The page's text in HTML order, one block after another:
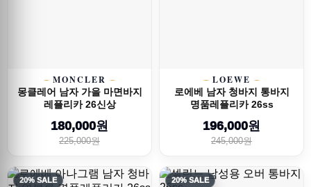
MONCLER
몽클레어 남자 가을 마면바지
레플리카 26신상
180,000원
225,000원
LOEWE
로에베 남자 청바지 통바지
명품레플리카 26ss
196,000원
245,000원
20% SALE 20% SALE